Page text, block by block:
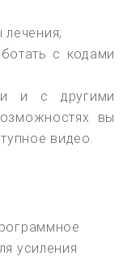
с кодами
и с другими
вы
видео.
усиления